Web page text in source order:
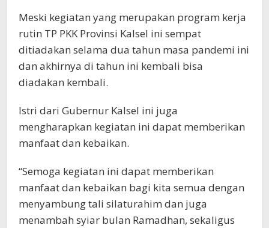
Meski kegiatan yang merupakan program kerja
rutin TP PKK Provinsi Kalsel ini sempat
ditiadakan selama dua tahun masa pandemi ini
dan akhirnya di tahun ini kembali bisa
diadakan kembali.
Istri dari Gubernur Kalsel ini juga
mengharapkan kegiatan ini dapat memberikan
manfaat dan kebaikan.
“Semoga kegiatan ini dapat memberikan
manfaat dan kebaikan bagi kita semua dengan
menyambung tali silaturahim dan juga
menambah syiar bulan Ramadhan, sekaligus